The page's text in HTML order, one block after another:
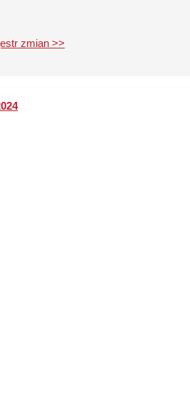
zmian >>